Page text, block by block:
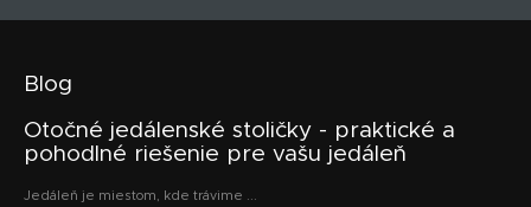
Blog
Otočné jedálenské stoličky - praktické a
pohodlné riešenie pre vašu jedáleň
Jedáleň je miestom, kde trávime ...